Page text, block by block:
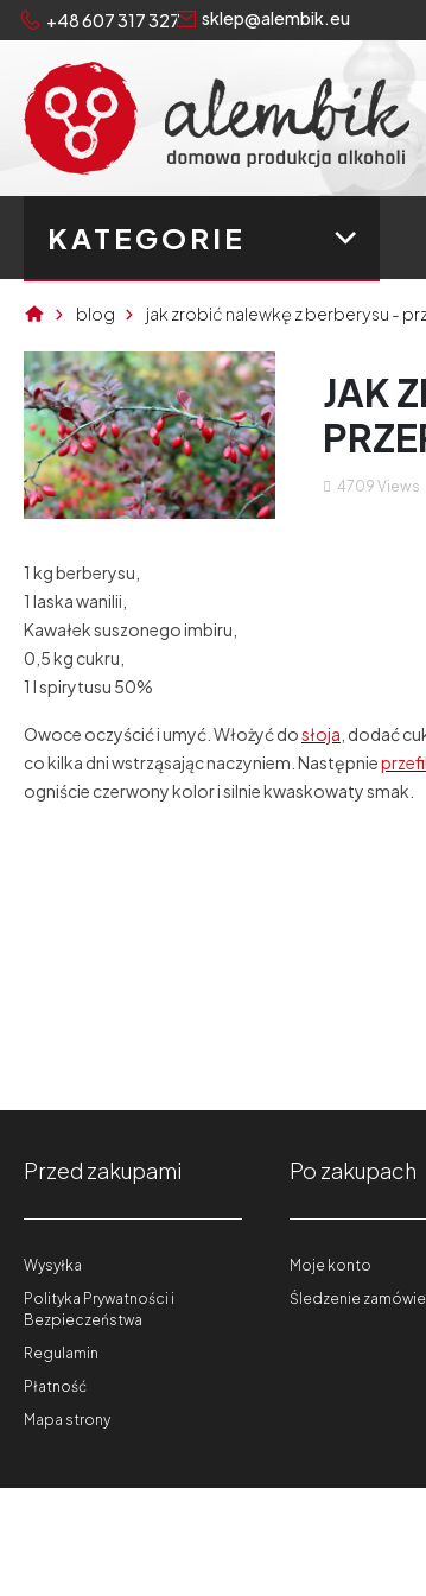
+48 607 317 327 sklep@alembik.eu
KATEGORIE
blog jak zrobić nalewkę z berberysu -
JAK
4709 Views
1 kg berberysu,
1 laska wanilii,
Kawałek suszonego imbiru,
0,5 kg cukru,
1 l spirytusu 50%
Owoce oczyścić i umyć. Włożyć dosłoja , dodać
co kilka dni wstrząsając naczyniem. Następnie
ogniście czerwony kolor i silnie kwaskowaty smak.
Przed zakupami
Wysyłka
Polityka Prywatności i
Bezpieczeństwa
Regulamin
Płatność
Mapa strony
Po zakupach
Moje konto
Śledzenie